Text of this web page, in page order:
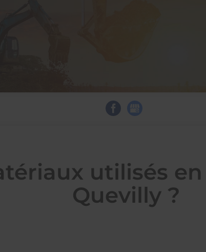
utilisés
Quevilly ?